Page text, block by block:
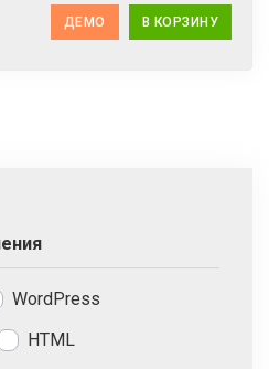
WordPress
HTML
ДЕМО В КОРЗИНУ